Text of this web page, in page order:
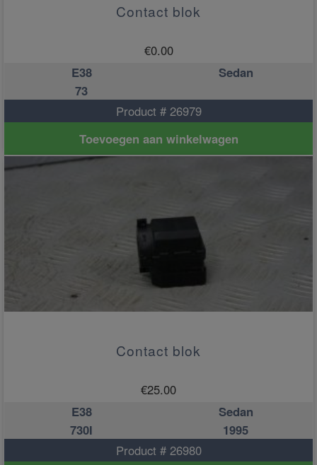
Contact blok
€0.00
E38
Sedan
73
Product # 26979
Toevoegen aan winkelwagen
Contact blok
€25.00
E38
Sedan
730I
1995
Product # 26980